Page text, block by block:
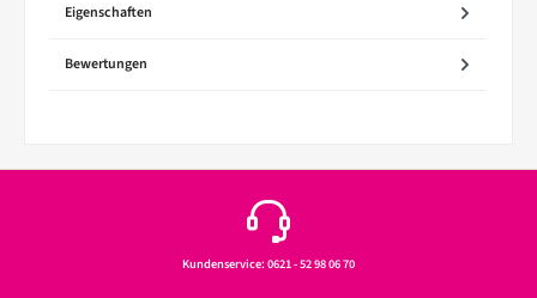
Eigenschaften
Bewertungen
Kundenservice: 0621 - 52 98 06 70